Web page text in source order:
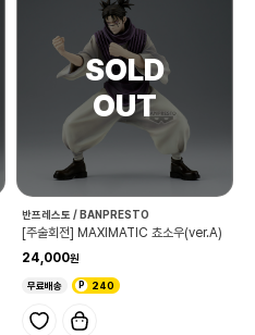
반프레스토 / BANPRESTO
[주술회전] MAXIMATIC 쵸소우(ver.A)
24,000
무료배송 240